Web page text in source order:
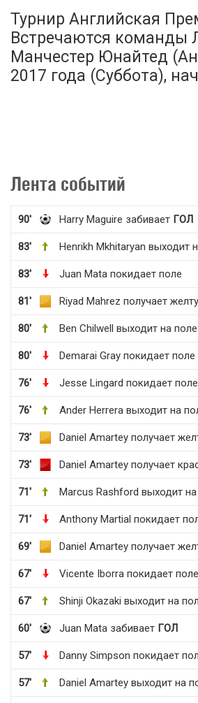
Турнир Английская
Встречаются команды
Манчестер Юнайтед
2017 года (Суббота),
Лента событий
90' Harry Maguire забивает ГОЛ
83' Henrikh Mkhitaryan выходит
83' Juan Mata покидает поле
81' Riyad Mahrez получает
80' Ben Chilwell выходит на поле
80' Demarai Gray покидает поле
76' Jesse Lingard покидает поле
76' Ander Herrera выходит на
73' Daniel Amartey получает
73' Daniel Amartey получает
71' Marcus Rashford выходит
71' Anthony Martial покидает
69' Daniel Amartey получает
67' Vicente Iborra покидает поле
67' Shinji Okazaki выходит на
60' Juan Mata забивает ГОЛ
57' Danny Simpson покидает
57' Daniel Amartey выходит на